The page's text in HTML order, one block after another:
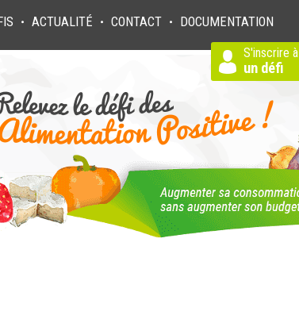
● ACTUALITÉ ● CONTACT ● DOCUMENTATION
S'inscrire à
un défi